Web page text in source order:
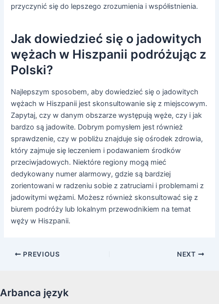
przyczynić się do lepszego zrozumienia i współistnienia.
Jak dowiedzieć się o jadowitych
wężach w Hiszpanii podróżując z
Polski?
Najlepszym sposobem, aby dowiedzieć się o jadowitych
wężach w Hiszpanii jest skonsultowanie się z miejscowym.
Zapytaj, czy w danym obszarze występują węże, czy i jak
bardzo są jadowite. Dobrym pomysłem jest również
sprawdzenie, czy w pobliżu znajduje się ośrodek zdrowia,
który zajmuje się leczeniem i podawaniem środków
przeciwjadowych. Niektóre regiony mogą mieć
dedykowany numer alarmowy, gdzie są bardziej
zorientowani w radzeniu sobie z zatruciami i problemami z
jadowitymi wężami. Możesz również skonsultować się z
biurem podróży lub lokalnym przewodnikiem na temat
węży w Hiszpanii.
Post
PREVIOUS NEXT
Arbanca język